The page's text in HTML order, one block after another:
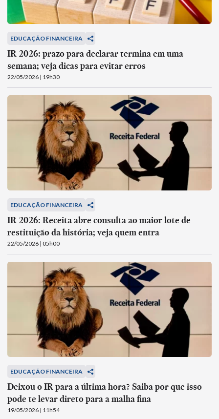
EDUCAÇÃO FINANCEIRA
IR 2026: prazo para declarar termina em uma
semana; veja dicas para evitar erros
22/05/2026 | 19h30
EDUCAÇÃO FINANCEIRA
IR 2026: Receita abre consulta ao maior lote de
restituição da história; veja quem entra
22/05/2026 | 05h00
EDUCAÇÃO FINANCEIRA
Deixou o IR para a última hora? Saiba por que isso
pode te levar direto para a malha fina
19/05/2026 | 11h54